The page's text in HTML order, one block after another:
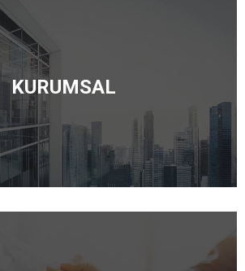
KURUMSAL